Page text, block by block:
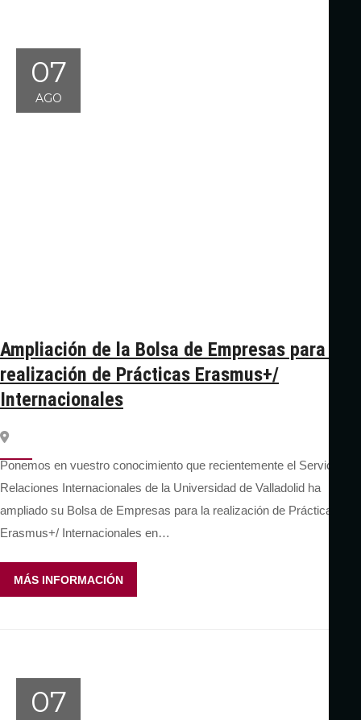
07
AGO
Ampliación de la Bolsa de Empresas para la
realización de Prácticas Erasmus+/
Internacionales
Ponemos en vuestro conocimiento que recientemente el Servicio de
Relaciones Internacionales de la Universidad de Valladolid ha
ampliado su Bolsa de Empresas para la realización de Prácticas
Erasmus+/ Internacionales en…
MÁS INFORMACIÓN
07